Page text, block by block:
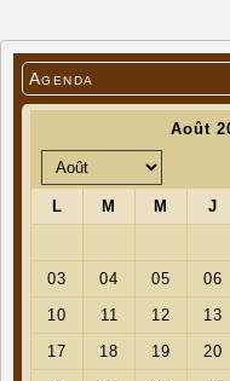
Agenda